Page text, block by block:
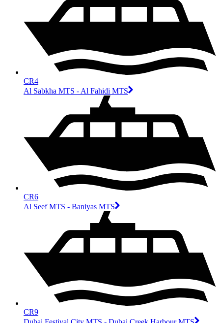
CR4
Al Sabkha MTS - Al Fahidi MTS
CR6
Al Seef MTS - Baniyas MTS
CR9